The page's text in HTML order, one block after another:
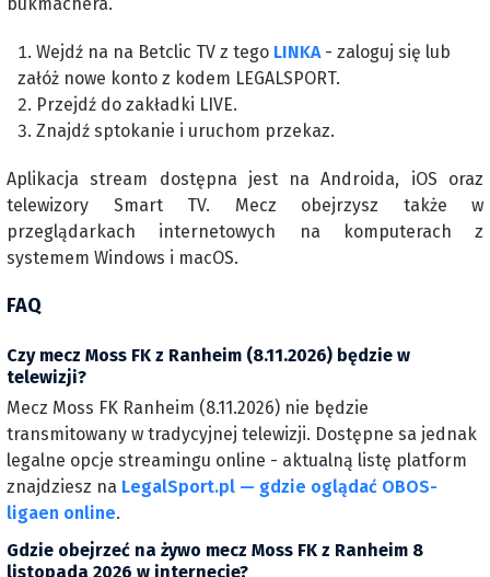
Wejdź na na Betclic TV z tego LINKA- zaloguj się lub
załóż nowe konto z kodem LEGALSPORT.
Przejdź do zakładki LIVE.
Znajdź sptokanie i uruchom przekaz.
Aplikacja stream dostępna jest na Androida, iOS oraz
telewizory Smart TV. Mecz obejrzysz także w
przeglądarkach internetowych na komputerach z
systemem Windows i macOS.
FAQ
Czy mecz Moss FK z Ranheim (8.11.2026) będzie w
telewizji?
Mecz Moss FK Ranheim (8.11.2026) nie będzie
transmitowany w tradycyjnej telewizji. Dostępne sa jednak
legalne opcje streamingu online - aktualną listę platform
znajdziesz na LegalSport.pl — gdzie oglądać OBOS-
ligaen online.
Gdzie obejrzeć na żywo mecz Moss FK z Ranheim 8
listopada 2026 w internecie?